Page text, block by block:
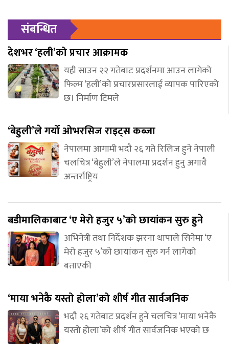
संबन्धित
देशभर ‘हली’को प्रचार आक्रामक
यही साउन २२ गतेबाट प्रदर्शनमा आउन लागेको
फिल्म ‘हली’को प्रचारप्रसारलाई व्यापक पारिएको
छ। निर्माण टिमले
‘बेहुली’ले गर्यो ओभरसिज राइट्स कब्जा
नेपालमा आगामी भदौ २६ गते रिलिज हुने नेपाली
चलचित्र ‘बेहुली’ले नेपालमा प्रदर्शन हुनु अगावै
अन्तर्राष्ट्रिय
बडीमालिकाबाट ‘ए मेरो हजुर ५’को छायांकन सुरु हुने
अभिनेत्री तथा निर्देशक झरना थापाले सिनेमा ‘ए
मेरो हजुर ५’को छायांकन सुरु गर्न लागेको
बताएकी
‘माया भनेकै यस्तो होला’को शीर्ष गीत सार्वजनिक
भदौ २६ गतेबाट प्रदर्शन हुने चलचित्र ‘माया भनेकै
यस्तो होला’को शीर्ष गीत सार्वजनिक भएको छ